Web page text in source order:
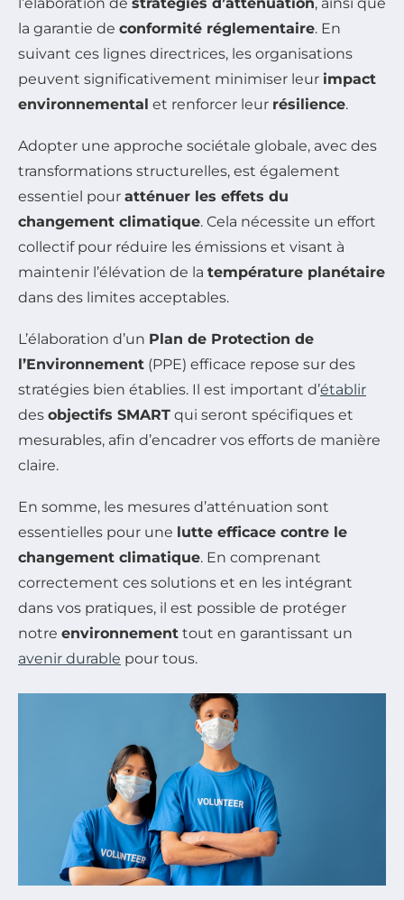
la garantie de conformité réglementaire. En
suivant ces lignes directrices, les organisations
peuvent significativement minimiser leur impact
environnemental et renforcer leur résilience.
Adopter une approche sociétale globale, avec des
transformations structurelles, est également
essentiel pour atténuer les effets du
changement climatique. Cela nécessite un effort
collectif pour réduire les émissions et visant à
maintenir l’élévation de la température planétaire
dans des limites acceptables.
L’élaboration d’un Plan de Protection de
l’Environnement (PPE) efficace repose sur des
stratégies bien établies. Il est important d’établir
des objectifs SMART qui seront spécifiques et
mesurables, afin d’encadrer vos efforts de manière
claire.
En somme, les mesures d’atténuation sont
essentielles pour une lutte efficace contre le
changement climatique. En comprenant
correctement ces solutions et en les intégrant
dans vos pratiques, il est possible de protéger
notre environnement tout en garantissant un
avenir durable pour tous.